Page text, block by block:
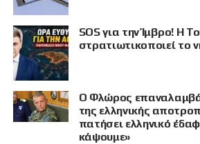
SOS για την Ίμβρο! Η
στρατιωτικοποιεί το
Ο Φλώρος
της ελληνικής
πατήσει ελληνικό
κάψουμε»